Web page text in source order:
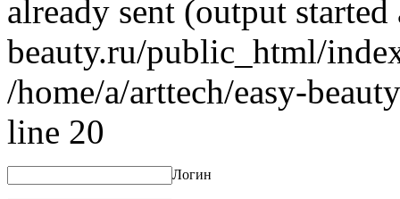
already sent (output
beauty.ru/public_html/
/home/a/arttech/easy-
line 20
Логин